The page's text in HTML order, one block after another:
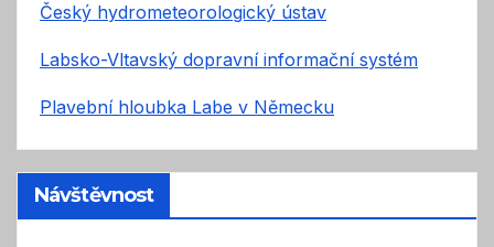
Český hydrometeorologický ústav
Labsko-Vltavský dopravní informační systém
Plavební hloubka Labe v Německu
Návštěvnost